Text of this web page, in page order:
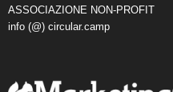
ASSOCIAZIONE NON-PROFIT
info (@) circular.camp